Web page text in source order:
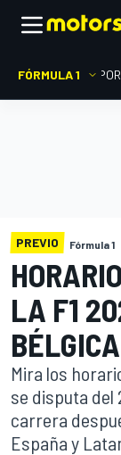
FÓRMULA 1
PREVIO Fórmula 1
LA F1
Mira los
se disputa del
carrera
España y